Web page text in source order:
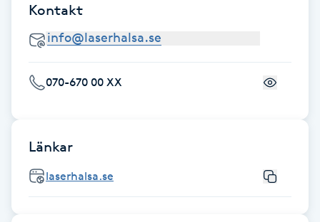
Fransförlängning Volym
Fransrengöring
Frekvensterapi
Kontakt
070-670 00 XX
Länkar
laserhalsa.se